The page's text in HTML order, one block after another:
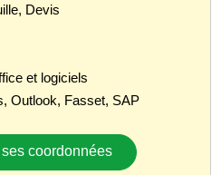
Devis
et logiciels
Outlook, Fasset, SAP
coordonnées